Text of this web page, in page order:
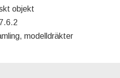
objekt
modelldräkter